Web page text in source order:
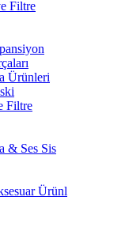
Filtre
Ürünleri
Filtre
& Ses Sis
Ürünl